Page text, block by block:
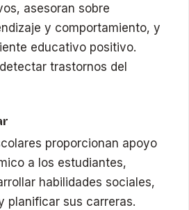
asesoran sobre
y comportamiento, y
educativo positivo.
trastornos del
proporcionan apoyo
a los estudiantes,
habilidades sociales,
planificar sus carreras.